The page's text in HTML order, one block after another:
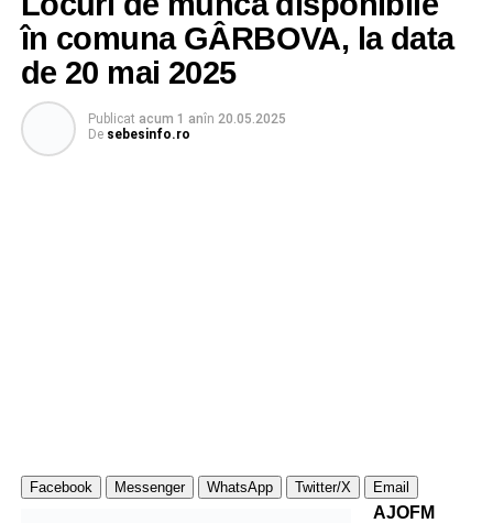
în comuna GÂRBOVA, la data
de 20 mai 2025
Publicat acum 1 anîn 20.05.2025
De sebesinfo.ro
Facebook Messenger WhatsApp Twitter/X Email
AJOFM